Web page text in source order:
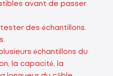
avant de passer
des échantillons.
échantillons du
la capacité, la